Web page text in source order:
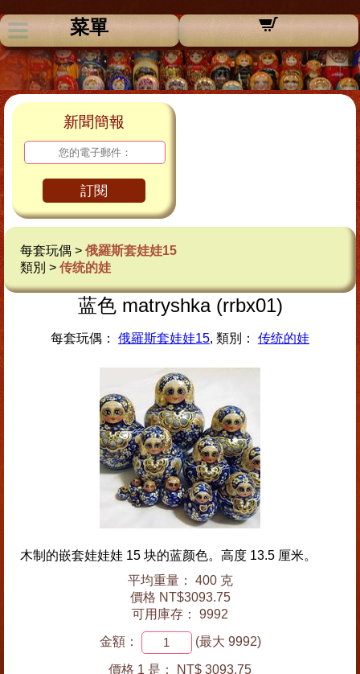
菜單
新聞簡報
訂閱
每套玩偶 > 俄羅斯套娃娃15
類別 > 传统的娃
蓝色 matryshka (rrbx01)
每套玩偶： 俄羅斯套娃娃15, 類別： 传统的娃
木制的嵌套娃娃娃 15 块的蓝颜色。高度 13.5 厘米。
平均重量： 400 克
價格 NT$3093.75
可用庫存： 9992
金額： (最大 9992)
價格 1 是：
NT$ 3093.75